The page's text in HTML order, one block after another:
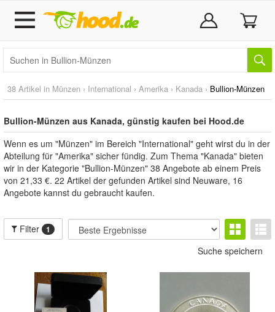
38 Artikel in Münzen › International › Amerika › Kanada › Bullion-Münzen
Bullion-Münzen aus Kanada, günstig kaufen bei Hood.de
Wenn es um "Münzen" im Bereich "International" geht wirst du in der
Abteilung für "Amerika" sicher fündig. Zum Thema "Kanada" bieten
wir in der Kategorie "Bullion-Münzen" 38 Angebote ab einem Preis
von 21,33 €. 22 Artikel der gefunden Artikel sind Neuware, 16
Angebote kannst du gebraucht kaufen.
Filter 1
Suche speichern